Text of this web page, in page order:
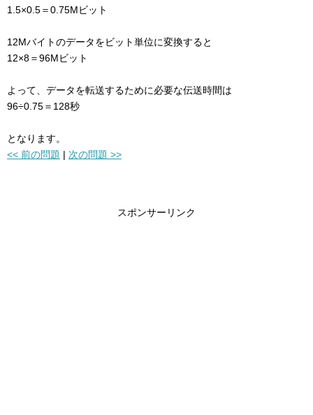
1.5×0.5＝0.75Mビット
12Mバイトのデータをビット単位に変換すると
12×8＝96Mビット
よって、データを転送するために必要な伝送時間は
96÷0.75＝128秒
となります。
<< 前の問題 | 次の問題 >>
スポンサーリンク